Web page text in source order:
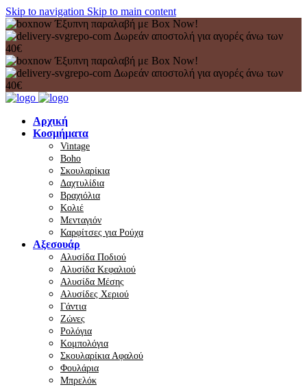
Skip to navigation Skip to main content
Έξυπνη παραλαβή με Box Now!
Δωρεάν αποστολή για αγορές άνω των
40€
Έξυπνη παραλαβή με Box Now!
Δωρεάν αποστολή για αγορές άνω των
40€
Αρχική
Κοσμήματα
Vintage
Boho
Σκουλαρίκια
Δαχτυλίδια
Βραχιόλια
Κολιέ
Μενταγιόν
Καρφίτσες για Ρούχα
Αξεσουάρ
Αλυσίδα Ποδιού
Αλυσίδα Κεφαλιού
Αλυσίδα Μέσης
Αλυσίδες Χεριού
Γάντια
Ζώνες
Ρολόγια
Κομπολόγια
Σκουλαρίκια Αφαλού
Φουλάρια
Μπρελόκ